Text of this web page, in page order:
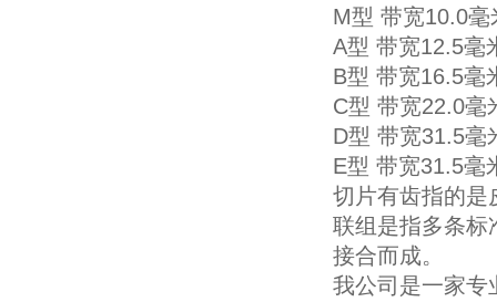
M型 带宽10.0
A型 带宽12.5毫
B型 带宽16.5毫
C型 带宽22.0毫
D型 带宽31.5毫
E型 带宽31.5毫
切片有齿指的是
联组是指多条标
接合而成。
我公司是一家专